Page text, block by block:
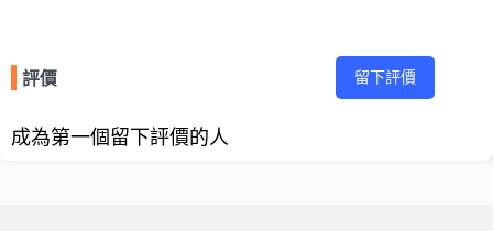
評價 留下評價
成為第一個留下評價的人